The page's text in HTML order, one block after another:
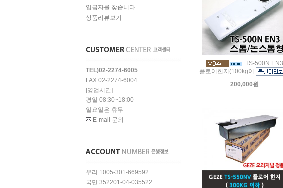
입금자를 찾습니다.
상품리뷰보기
TEL)02-2274-6005
FAX.02-2274-6004
[영업시간]
평일 08:30~18:00
일요일은 휴무
E-mail 문의
우리 1005-301-669592
국민 352201-04-035522
TS-500N EN3
플로어힌지(100kg이
200,000원